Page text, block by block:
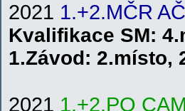
2021 1.+2.MČR
Kvalifikace SM:
1.Závod: 2.místo,
2021 1.+2.PO